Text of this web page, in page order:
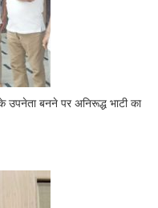
उपनेता बनने पर अनिरूद्ध भाटी का